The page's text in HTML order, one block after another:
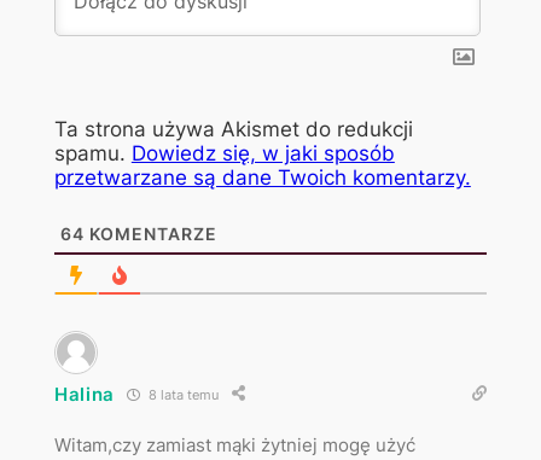
Ta strona używa Akismet do redukcji
spamu. Dowiedz się, w jaki sposób
przetwarzane są dane Twoich komentarzy.
64 KOMENTARZE
Halina 8 lata temu
Witam,czy zamiast mąki żytniej mogę użyć